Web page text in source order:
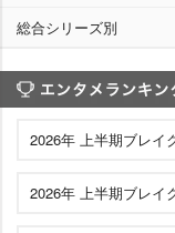
総合シリーズ別
2026年 上半期ブレイ
2026年 上半期ブレイ